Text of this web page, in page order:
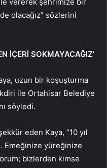
olacağız” sözlerini
İÇERİ SOKMAYACAĞIZ’
uzun bir koşuşturma
ile Ortahisar Belediye
söyledi.
eden Kaya, “10 yıl
Emeğinize yüreğinize
bizlerden kimse